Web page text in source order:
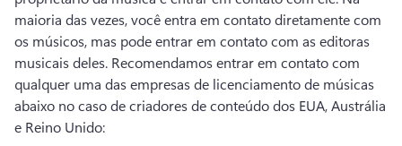
maioria das vezes, você entra em contato diretamente com
os músicos, mas pode entrar em contato com as editoras
musicais deles. Recomendamos entrar em contato com
qualquer uma das empresas de licenciamento de músicas
abaixo no caso de criadores de conteúdo dos EUA, Austrália
e Reino Unido: